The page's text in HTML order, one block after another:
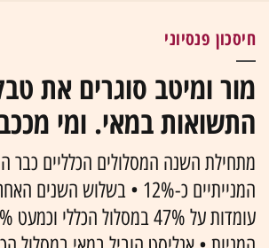
חיסכון פנסיוני
מור ומיטב סוגרים את
התשואות במאי. ומי
המנייתיים כ-12% • בשלוש